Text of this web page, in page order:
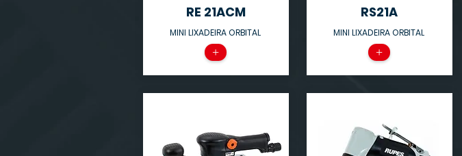
RE 21ACM
MINI LIXADEIRA ORBITAL
+
RS21A
MINI LIXADEIRA ORBITAL
+